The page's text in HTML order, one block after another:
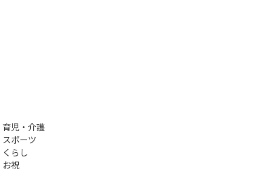
育児・介護
スポーツ
くらし
お祝